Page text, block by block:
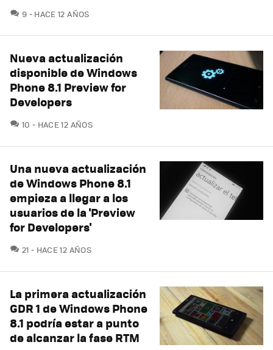
9 COMENTARIOS
HACE 12 AÑOS
Nueva actualización
disponible de Windows
Phone 8.1 Preview for
Developers
10 COMENTARIOS
HACE 12 AÑOS
Una nueva actualización
de Windows Phone 8.1
empieza a llegar a los
usuarios de la 'Preview
for Developers'
21 COMENTARIOS
HACE 12 AÑOS
La primera actualización
GDR 1 de Windows Phone
8.1 podría estar a punto
de alcanzar la fase RTM